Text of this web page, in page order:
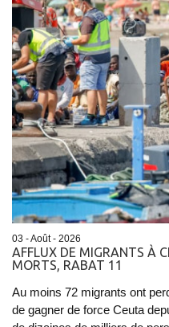
03 - Août - 2026
AFFLUX DE MIGRANTS À
MORTS, RABAT 11
Au moins 72 migrants ont
de gagner de force Ceuta